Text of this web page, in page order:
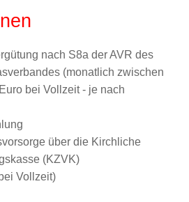
nach S8a der AVR des
(monatlich zwischen
bei Vollzeit - je nach
über die Kirchliche
(KZVK)
Vollzeit)